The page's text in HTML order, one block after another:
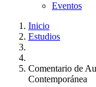
Eventos
Inicio
Estudios
Comentario de
Contemporánea